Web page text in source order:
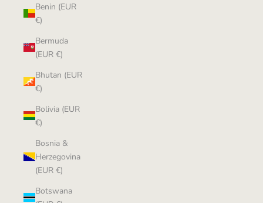
Benin (EUR
€)
Bermuda
(EUR €)
Bhutan (EUR
€)
Bolivia (EUR
€)
Bosnia &
Herzegovina
(EUR €)
Botswana